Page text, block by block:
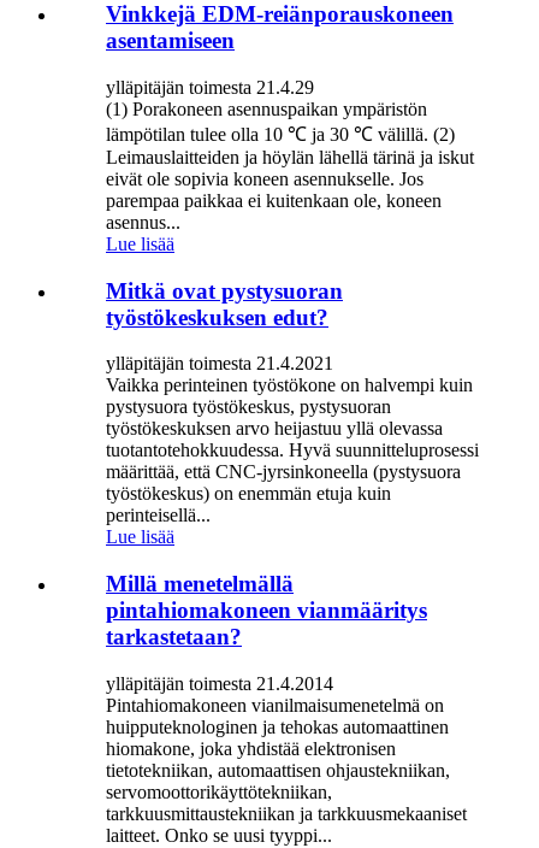
Vinkkejä EDM-reiänporauskoneen
asentamiseen
ylläpitäjän toimesta 21.4.29
(1) Porakoneen asennuspaikan ympäristön
lämpötilan tulee olla 10 ℃ ja 30 ℃ välillä. (2)
Leimauslaitteiden ja höylän lähellä tärinä ja iskut
eivät ole sopivia koneen asennukselle. Jos
parempaa paikkaa ei kuitenkaan ole, koneen
asennus...
Lue lisää
Mitkä ovat pystysuoran
työstökeskuksen edut?
ylläpitäjän toimesta 21.4.2021
Vaikka perinteinen työstökone on halvempi kuin
pystysuora työstökeskus, pystysuoran
työstökeskuksen arvo heijastuu yllä olevassa
tuotantotehokkuudessa. Hyvä suunnitteluprosessi
määrittää, että CNC-jyrsinkoneella (pystysuora
työstökeskus) on enemmän etuja kuin
perinteisellä...
Lue lisää
Millä menetelmällä
pintahiomakoneen vianmääritys
tarkastetaan?
ylläpitäjän toimesta 21.4.2014
Pintahiomakoneen vianilmaisumenetelmä on
huipputeknologinen ja tehokas automaattinen
hiomakone, joka yhdistää elektronisen
tietotekniikan, automaattisen ohjaustekniikan,
servomoottorikäyttötekniikan,
tarkkuusmittaustekniikan ja tarkkuusmekaaniset
laitteet. Onko se uusi tyyppi...